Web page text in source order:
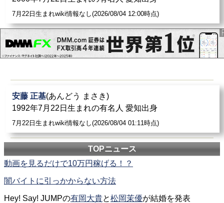
7月22日生まれwiki情報なし(2026/08/04 12:00時点)
安藤 正基(あんどう まさき)
1992年7月22日生まれの有名人 愛知出身
7月22日生まれwiki情報なし(2026/08/04 01:11時点)
TOPニュース
動画を見るだけで10万円稼げる！？
闇バイトに引っかからない方法
Hey! Say! JUMPの有岡大貴と松岡茉優が結婚を発表